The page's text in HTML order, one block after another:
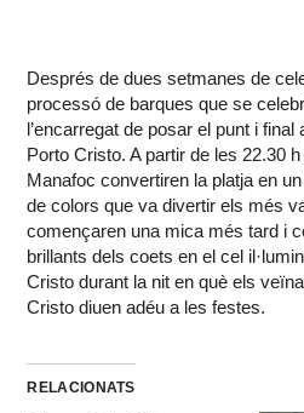
Després de dues setmanes de
processó de barques que se
l’encarregat de posar el punt i
Porto Cristo. A partir de les 22.30
Manafoc convertiren la platja en
de colors que va divertir els més
començaren una mica més tard i
brillants dels coets en el cel
Cristo durant la nit en què els
Cristo diuen adéu a les festes.
RELACIONATS